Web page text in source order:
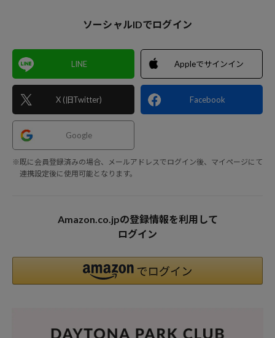
ソーシャルIDでログイン
LINE
X (旧Twitter)
Appleでサインイン
Facebook
Google
※既に会員登録済みの場合、メールアドレスでログイン後、マイページにて
連携設定後に使用可能となります。
Amazon.co.jpの登録情報を利用して
ログイン